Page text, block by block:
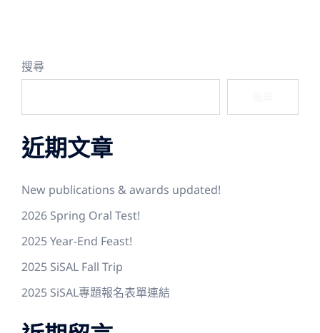
搜尋
近期文章
New publications & awards updated!
2026 Spring Oral Test!
2025 Year-End Feast!
2025 SiSAL Fall Trip
2025 SiSAL專題報名表單連結